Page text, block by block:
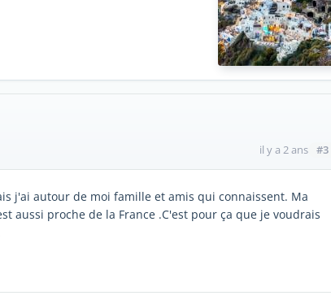
il y a 2 ans #3
j'ai autour de moi famille et amis qui connaissent. Ma
aussi proche de la France .C'est pour ça que je voudrais